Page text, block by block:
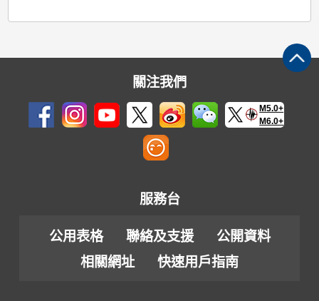
關注我們
M5.0+
M6.0+
服務台
公用表格 聯絡及支援
公開資料
相關網址
快速用戶指南